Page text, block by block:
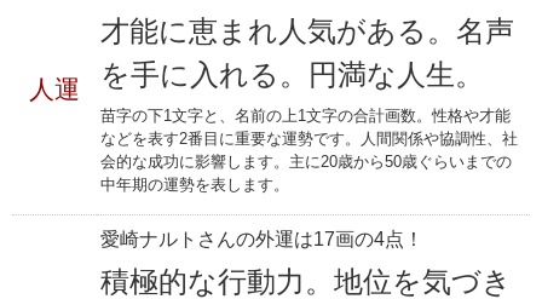
人運
才能に恵まれ人気がある。名声
を手に入れる。円満な人生。
苗字の下1文字と、名前の上1文字の合計画数。性格や才能
などを表す2番目に重要な運勢です。人間関係や協調性、社
会的な成功に影響します。主に20歳から50歳ぐらいまでの
中年期の運勢を表します。
愛崎ナルトさんの外運は17画の4点！
積極的な行動力。地位を気づき